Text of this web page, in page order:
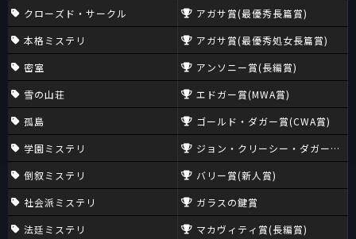
クローズド・サークル
本格ミステリ
密室
雪の山荘
孤島
学園ミステリ
倒叙ミステリ
社会派ミステリ
法廷ミステリ
アガサ賞(最優秀長篇賞)
アガサ賞(最優秀処女長篇賞)
アンソニー賞(長編賞)
エドガー賞(MWA賞)
ゴールド・ダガー賞(CWA賞)
ジョン・クリーシー・ダガー賞
バリー賞(新人賞)
ガラスの鍵賞
マカヴィティ賞(長編賞)